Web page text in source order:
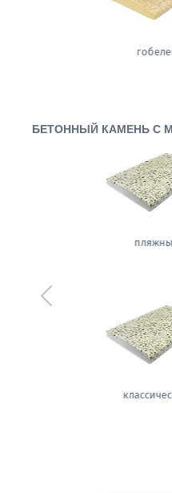
БЕТОННЫЙ КАМЕНЬ С
Предыдущий